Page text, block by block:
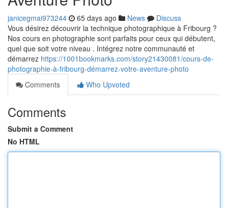
janicegmai973244 65 days ago News
Discuss
Vous désirez découvrir la technique photographique à Fribourg ?
Nos cours en photographie sont parfaits pour ceux qui débutent,
quel que soit votre niveau . Intégrez notre communauté et
démarrez https://1001bookmarks.com/story21430081/cours-de-
photographie-à-fribourg-démarrez-votre-aventure-photo
Comments
Who Upvoted
Comments
Submit a Comment
No HTML